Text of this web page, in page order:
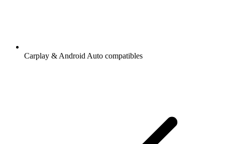
Carplay & Android Auto compatibles